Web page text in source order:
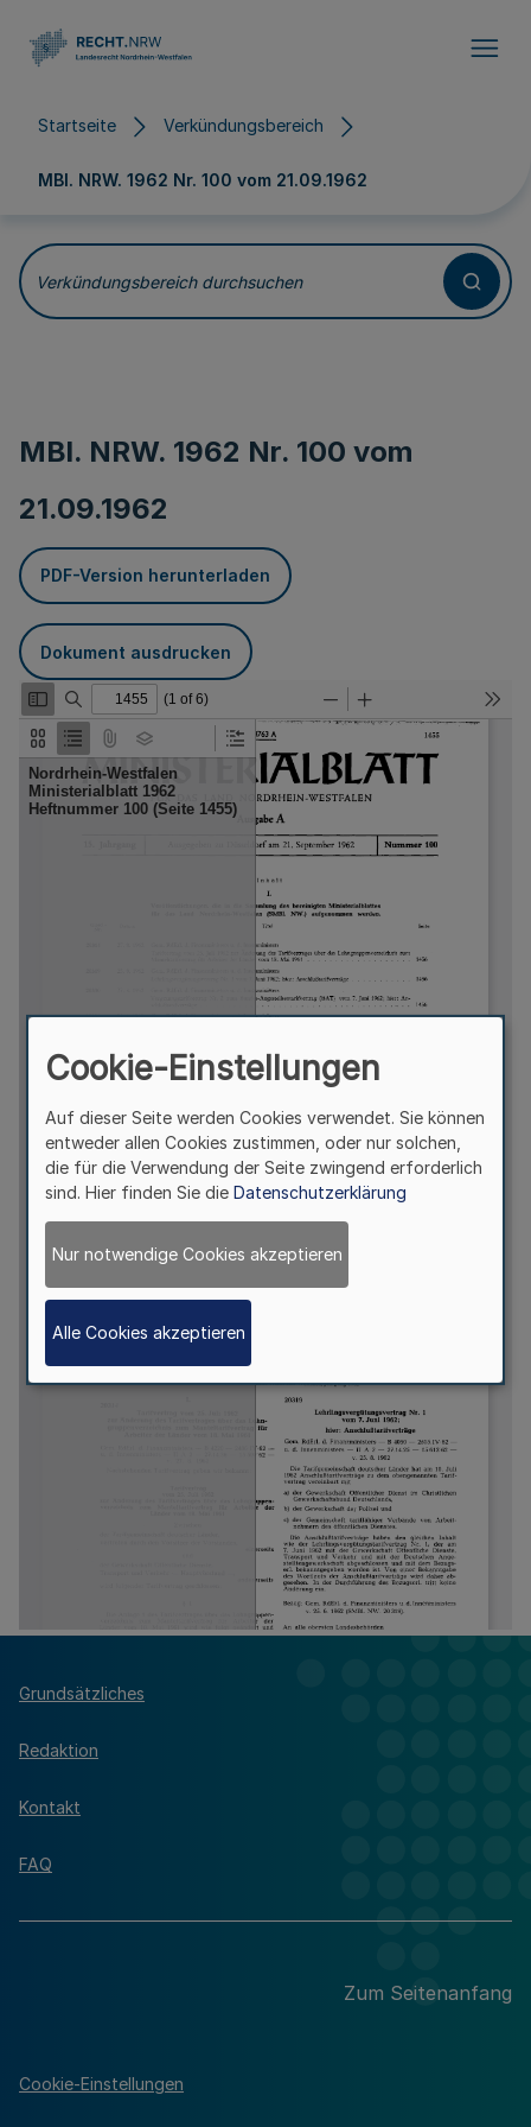
Startseite Verkündungsbereich
MBl. NRW. 1962 Nr. 100 vom 21.09.1962
Verkündungsbereich durchsuchen
MBl. NRW. 1962 Nr. 100 vom
21.09.1962
PDF-Version herunterladen
Dokument ausdrucken
Grundsätzliches
Redaktion
Kontakt
FAQ
Zum Seitenanfang
Cookie-Einstellungen
Cookie-Einstellungen
Auf dieser Seite werden Cookies verwendet. Sie können
entweder allen Cookies zustimmen, oder nur solchen,
die für die Verwendung der Seite zwingend erforderlich
sind. Hier finden Sie die Datenschutzerklärung
Nur notwendige Cookies akzeptieren
Alle Cookies akzeptieren